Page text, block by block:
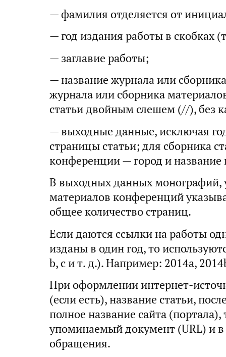
— фамилия отделяется от
— год издания работы в скобках
— заглавие работы;
— название журнала или
журнала или сборника
статьи двойным слешем (//), без
— выходные данные, исключая
страницы статьи; для сборника
конференции — город и название
В выходных данных монографий,
материалов конференций
общее количество страниц.
Если даются ссылки на работы
изданы в один год, то
b, c и т. д.). Например: 2014а,
При оформлении интернет-
(если есть), название статьи,
полное название сайта (портала),
упоминаемый документ (URL) и в
обращения.